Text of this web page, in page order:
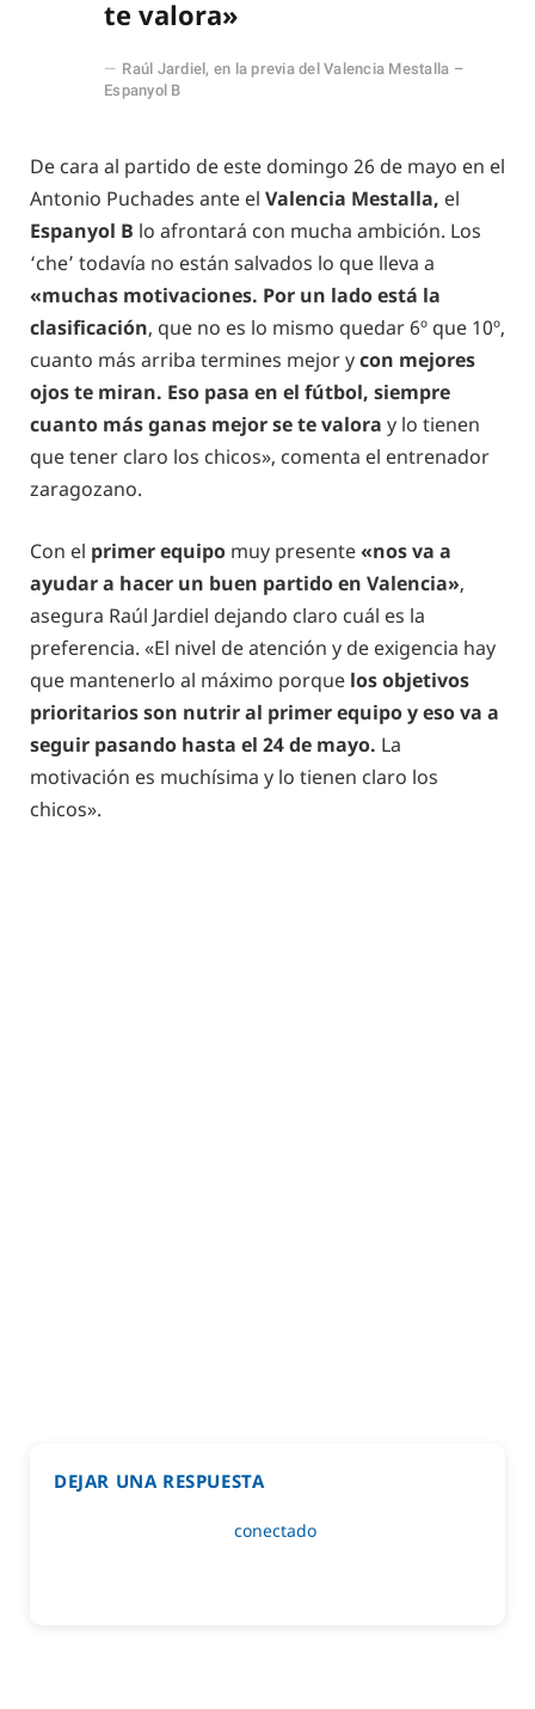
te valora»
Raúl Jardiel, en la previa del Valencia Mestalla –
Espanyol B
De cara al partido de este domingo 26 de mayo en el
Antonio Puchades ante el Valencia Mestalla, el
Espanyol B lo afrontará con mucha ambición. Los
‘che’ todavía no están salvados lo que lleva a
«muchas motivaciones. Por un lado está la
clasificación, que no es lo mismo quedar 6º que 10º,
cuanto más arriba termines mejor ycon mejores
ojos te miran. Eso pasa en el fútbol, siempre
cuanto más ganas mejor se te valora y lo tienen
que tener claro los chicos», comenta el entrenador
zaragozano.
Con el primer equipo muy presente«nos va a
ayudar a hacer un buen partido en Valencia»,
asegura Raúl Jardiel dejando claro cuál es la
preferencia. «El nivel de atención y de exigencia hay
que mantenerlo al máximo porque los objetivos
prioritarios son nutrir al primer equipo y eso va a
seguir pasando hasta el 24 de mayo. La
motivación es muchísima y lo tienen claro los
chicos».
DEJAR UNA RESPUESTA
conectado